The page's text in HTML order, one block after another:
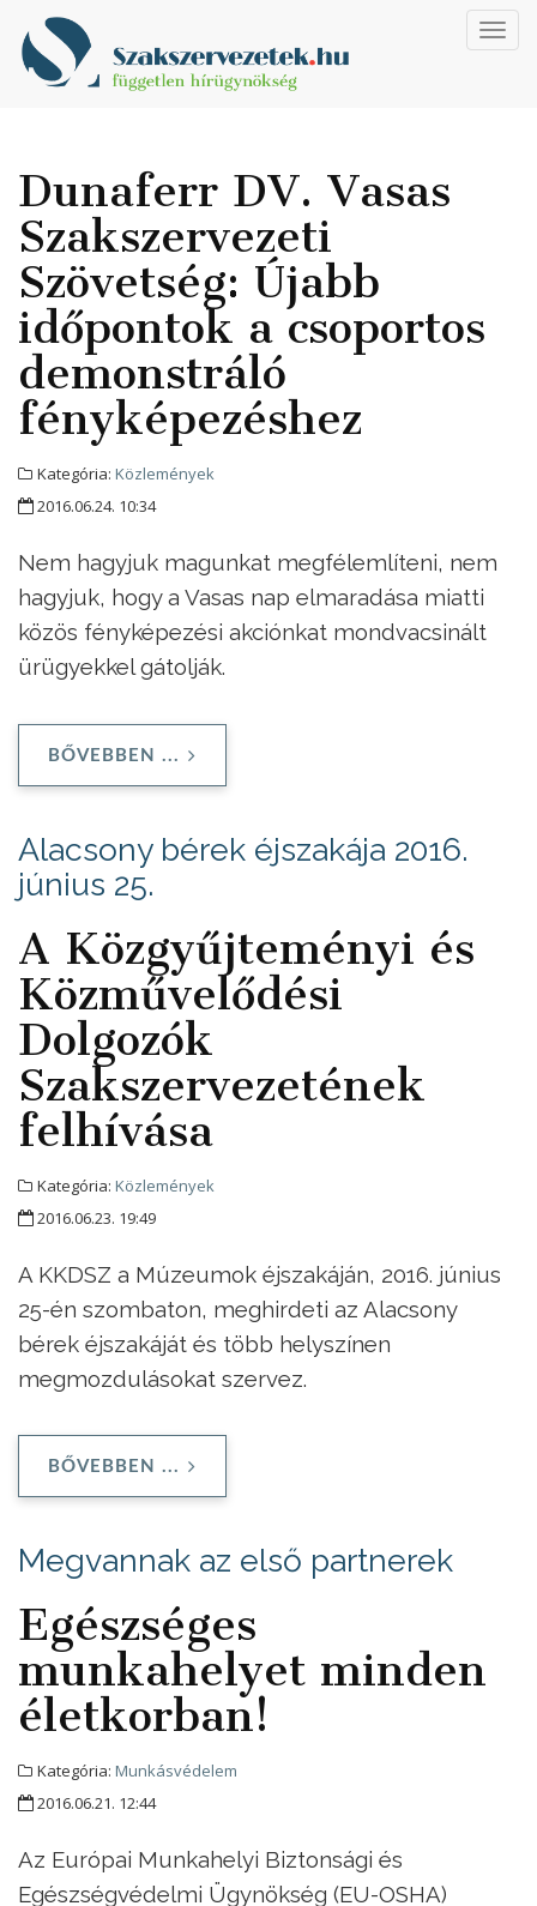
Dunaferr DV. Vasas
Szakszervezeti
Szövetség: Újabb
időpontok a csoportos
demonstráló
fényképezéshez
Kategória: Közlemények
2016.06.24. 10:34
Nem hagyjuk magunkat megfélemlíteni, nem
hagyjuk, hogy a Vasas nap elmaradása miatti
közös fényképezési akciónkat mondvacsinált
ürügyekkel gátolják.
BŐVEBBEN ...
Alacsony bérek éjszakája 2016.
június 25.
A Közgyűjteményi és
Közművelődési
Dolgozók
Szakszervezetének
felhívása
Kategória: Közlemények
2016.06.23. 19:49
A KKDSZ a Múzeumok éjszakáján, 2016. június
25-én szombaton, meghirdeti az Alacsony
bérek éjszakáját és több helyszínen
megmozdulásokat szervez.
BŐVEBBEN ...
Megvannak az első partnerek
Egészséges
munkahelyet minden
életkorban!
Kategória: Munkásvédelem
2016.06.21. 12:44
Az Európai Munkahelyi Biztonsági és
Egészségvédelmi Ügynökség (EU-OSHA)